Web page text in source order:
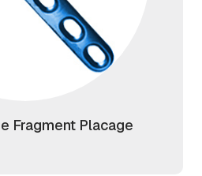
Fragment Placage